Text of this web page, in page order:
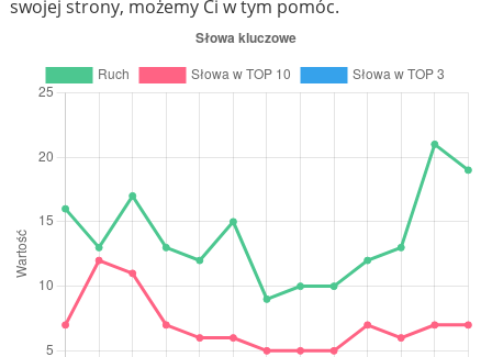
swojej strony, możemy Ci w tym pomóc.